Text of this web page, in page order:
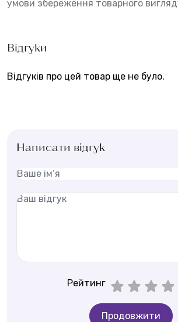
умови збереження товарного
Відгуки
Відгуків про цей товар ще не було.
Написати відгук
Рейтинг
Продовжити